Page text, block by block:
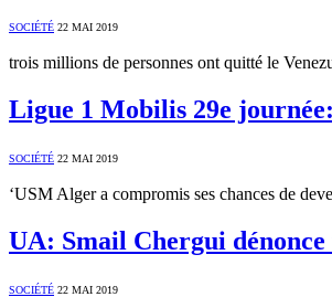
SOCIÉTÉ 22 MAI 2019
trois millions de personnes ont quitté le
Ligue 1 Mobilis 29e
SOCIÉTÉ 22 MAI 2019
‘USM Alger a compromis ses chances de
UA: Smail Chergui
SOCIÉTÉ 22 MAI 2019